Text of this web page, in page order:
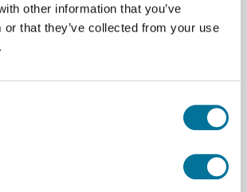
other information that you’ve
or that they’ve collected from your use
von Gratnells Boxen und Zubehör
abhängig von dem